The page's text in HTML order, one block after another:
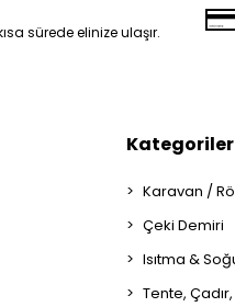
sürede elinize ulaşır.
Kategoriler
Karavan /
Çeki Demiri
Isıtma &
Tente,